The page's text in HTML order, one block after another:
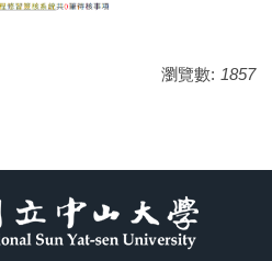
瀏覽數: 1857